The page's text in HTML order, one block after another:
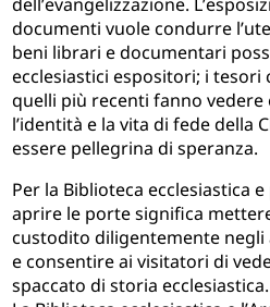
dell’evangelizzazione. L’
documenti vuole condurre l’
beni librari e documentari
ecclesiastici espositori; i tesori
quelli più recenti fanno vedere
l’identità e la vita di fede della
essere pellegrina di speranza.
Per la Biblioteca ecclesiastica
aprire le porte significa
custodito diligentemente negli
e consentire ai visitatori di
spaccato di storia ecclesiastica.